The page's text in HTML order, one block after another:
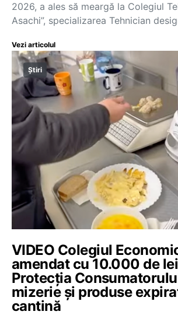
2026, a ales să meargă la Colegiul
Asachi”, specializarea Tehnician
Vezi articolul
Știri
VIDEO Colegiul
amendat cu 10.000 de
Protecția
mizerie și produse
cantină